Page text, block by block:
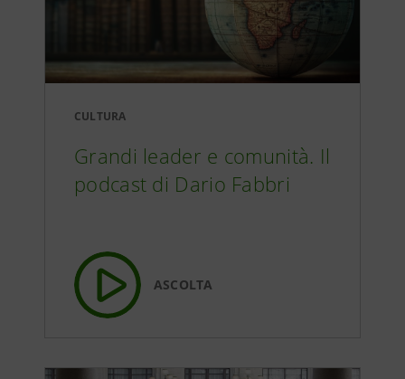
CULTURA
Grandi leader e comunità. Il
podcast di Dario Fabbri
ASCOLTA